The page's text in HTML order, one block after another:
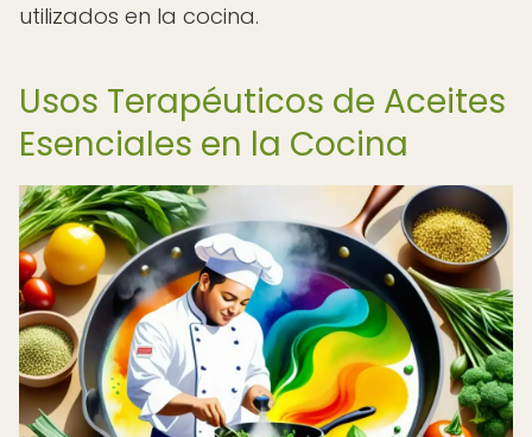
utilizados en la cocina.
Usos Terapéuticos de Aceites
Esenciales en la Cocina